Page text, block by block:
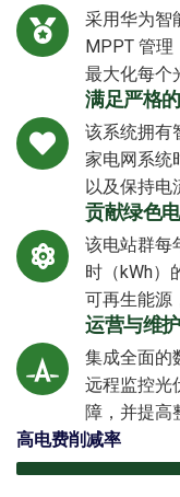
采用华为智
MPPT 管理
最大化每个
满足严格
该系统拥有
家电网系统
以及保持电
贡献绿色
该电站群每
时（kWh）
可再生能源
运营与维护
集成全面的
远程监控光
障，并提高
高电费削减率